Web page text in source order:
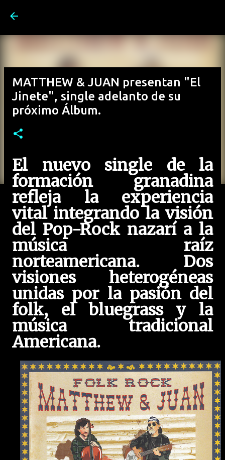
MATTHEW & JUAN presentan "El
Jinete", single adelanto de su
próximo Álbum.
El nuevo single de la
formación granadina
refleja la experiencia
vital integrando la visión
del Pop-Rock nazarí a la
música raíz
norteamericana. Dos
visiones heterogéneas
unidas por la pasión del
folk, el bluegrass y la
música tradicional
Americana.